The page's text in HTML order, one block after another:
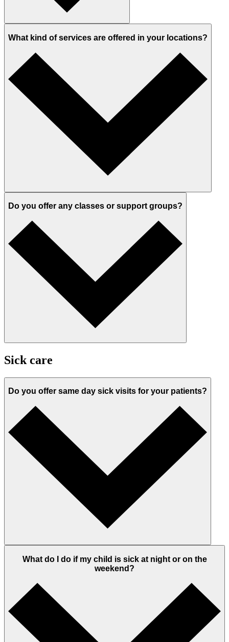
What kind of services are offered in your locations?
Do you offer any classes or support groups?
Sick care
Do you offer same day sick visits for your patients?
What do I do if my child is sick at night or on the
weekend?